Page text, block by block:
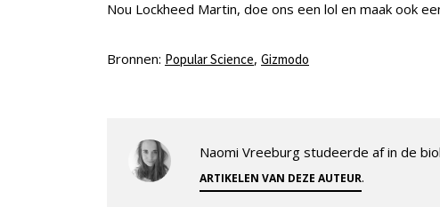
Nou Lockheed Martin, doe ons een lol en maak ook
Bronnen: Popular Science, Gizmodo
Naomi Vreeburg studeerde af in de
ARTIKELEN VAN DEZE AUTEUR.